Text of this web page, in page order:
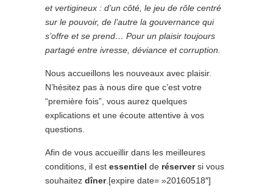
et vertigineux : d’un côté, le jeu de rôle centré
sur le pouvoir, de l’autre la gouvernance qui
s’offre et se prend… Pour un plaisir toujours
partagé entre ivresse, déviance et corruption.
Nous accueillons les nouveaux avec plaisir.
N’hésitez pas à nous dire que c’est votre
“première fois”, vous aurez quelques
explications et une écoute attentive à vos
questions.
Afin de vous accueillir dans les meilleures
conditions, il est essentiel de réserversi vous
souhaitez dîner.[expire date= »20160518″]